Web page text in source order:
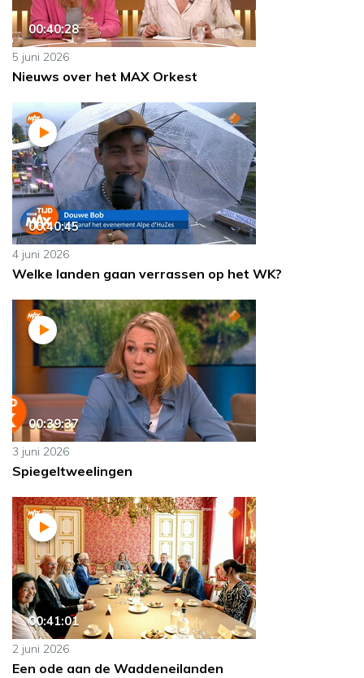
00:40:28
5 juni 2026
Nieuws over het MAX Orkest
00:40:45
4 juni 2026
Welke landen gaan verrassen op het WK?
00:39:37
3 juni 2026
Spiegeltweelingen
00:41:01
2 juni 2026
Een ode aan de Waddeneilanden